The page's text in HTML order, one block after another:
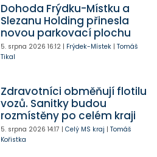
Dohoda Frýdku-Místku a
Slezanu Holding přinesla
novou parkovací plochu
5. srpna 2026 16:12| Frýdek-Místek| Tomáš
Tikal
Zdravotníci obměňují flotilu
vozů. Sanitky budou
rozmístěny po celém kraji
5. srpna 2026 14:17 | Celý MS kraj | Tomáš
Kořistka